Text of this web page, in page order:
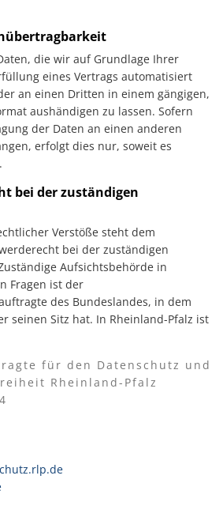
die wir auf Grundlage Ihrer
eines Vertrags automatisiert
an einen Dritten in einem gängigen,
aushändigen zu lassen. Sofern
der Daten an einen anderen
erfolgt dies nur, soweit es
bei der zuständigen
Verstöße steht dem
bei der zuständigen
Aufsichtsbehörde in
Fragen ist der
des Bundeslandes, in dem
seinen Sitz hat. In Rheinland-Pfalz ist
für den Datenschutz und
Rheinland-Pfalz